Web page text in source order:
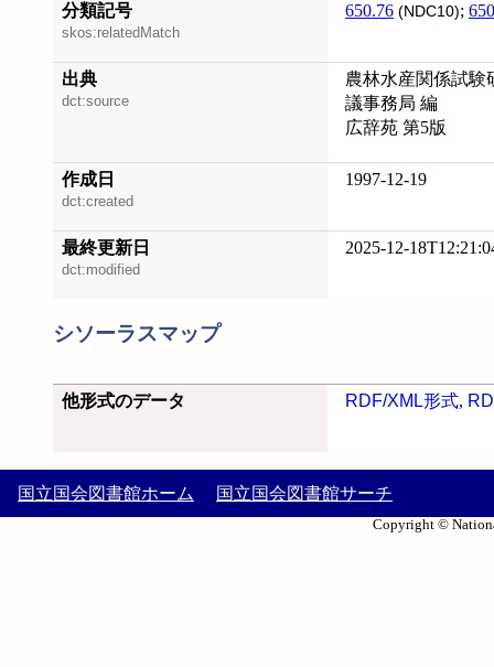
分類記号
skos:relatedMatch
650.76 (NDC10);
出典
dct:source
農林水産関係試験
議事務局 編
広辞苑 第5版
作成日
dct:created
1997-12-19
最終更新日
dct:modified
2025-12-
シソーラスマップ
他形式のデータ RDF/XML形式,
国立国会図書館ホーム 国立国会図書館サーチ
Copyright ©